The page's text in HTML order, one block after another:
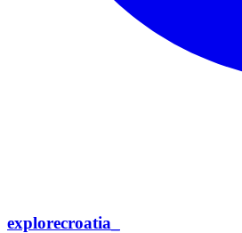
explorecroatia_